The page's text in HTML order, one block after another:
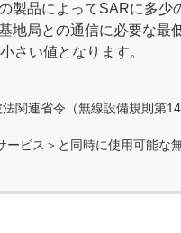
製品によってSARに多
地局との通信に必要な
さい値となります。
関連省令（無線設備規則第
ービス＞と同時に使用可能な